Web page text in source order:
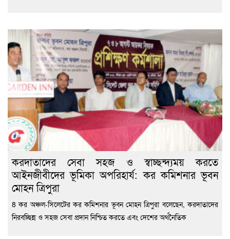
করদাতাদের সেবা সহজ ও স্বাচ্ছন্দ্যময় করতে
আইনজীবীদের ভূমিকা অপরিহার্য: কর কমিশনার ভূবন
মোহন ত্রিপুরা
8 কর অঞ্চল-সিলেটের কর কমিশনার ভূবন মোহন ত্রিপুরা বলেছেন, করদাতাদের
নিরবচ্ছিন্ন ও সহজ সেবা প্রদান নিশ্চিত করতে এবং দেশের অর্থনৈতিক